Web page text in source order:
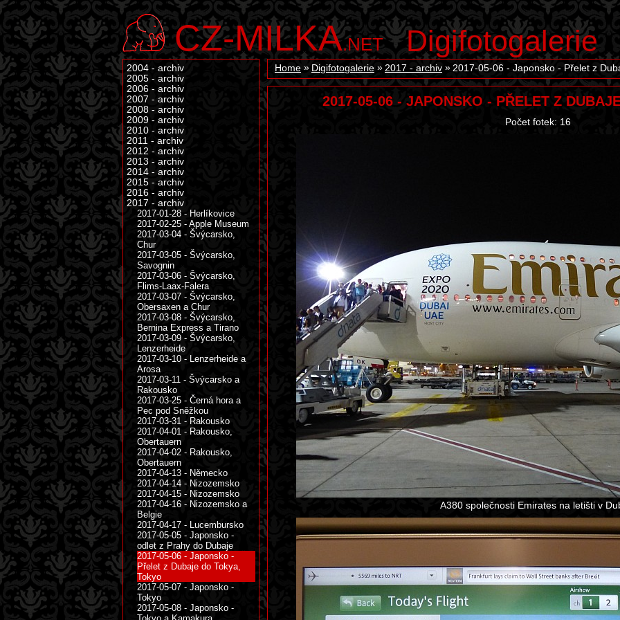
CZ-MILKA.NET Digifotogalerie
Home Digifotogalerie 2017 - archiv 2017-05-06 - Japonsko - Přelet z
2017-05-06 - JAPONSKO - PŘELET Z
Počet fotek: 16
A380 společnosti Emirates na letišti v
2004 - archiv
2005 - archiv
2006 - archiv
2007 - archiv
2008 - archiv
2009 - archiv
2010 - archiv
2011 - archiv
2012 - archiv
2013 - archiv
2014 - archiv
2015 - archiv
2016 - archiv
2017 - archiv
2017-01-28 - Herlíkovice
2017-02-25 - Apple Museum
2017-03-04 - Švýcarsko,
Chur
2017-03-05 - Švýcarsko,
Savognin
2017-03-06 - Švýcarsko,
Flims-Laax-Falera
2017-03-07 - Švýcarsko,
Obersaxen a Chur
2017-03-08 - Švýcarsko,
Bernina Express a Tirano
2017-03-09 - Švýcarsko,
Lenzerheide
2017-03-10 - Lenzerheide a
Arosa
2017-03-11 - Švýcarsko a
Rakousko
2017-03-25 - Černá hora a
Pec pod Sněžkou
2017-03-31 - Rakousko
2017-04-01 - Rakousko,
Obertauern
2017-04-02 - Rakousko,
Obertauern
2017-04-13 - Německo
2017-04-14 - Nizozemsko
2017-04-15 - Nizozemsko
2017-04-16 - Nizozemsko a
Belgie
2017-04-17 - Lucembursko
2017-05-05 - Japonsko -
odlet z Prahy do Dubaje
2017-05-06 - Japonsko -
Přelet z Dubaje do Tokya,
Tokyo
2017-05-07 - Japonsko -
Tokyo
2017-05-08 - Japonsko -